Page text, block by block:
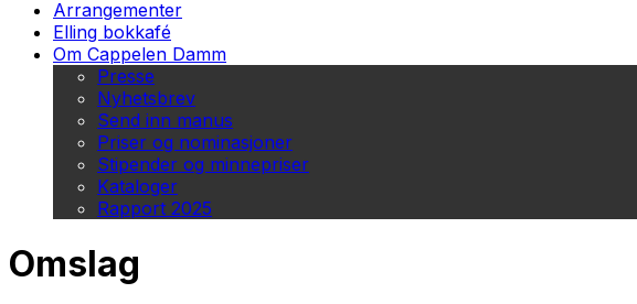
Arrangementer
Elling bokkafé
Om Cappelen Damm
Presse
Nyhetsbrev
Send inn manus
Priser og nominasjoner
Stipender og minnepriser
Kataloger
Rapport 2025
Omslag